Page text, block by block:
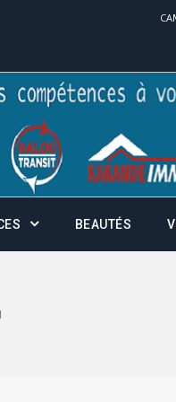
BEAUTÉS